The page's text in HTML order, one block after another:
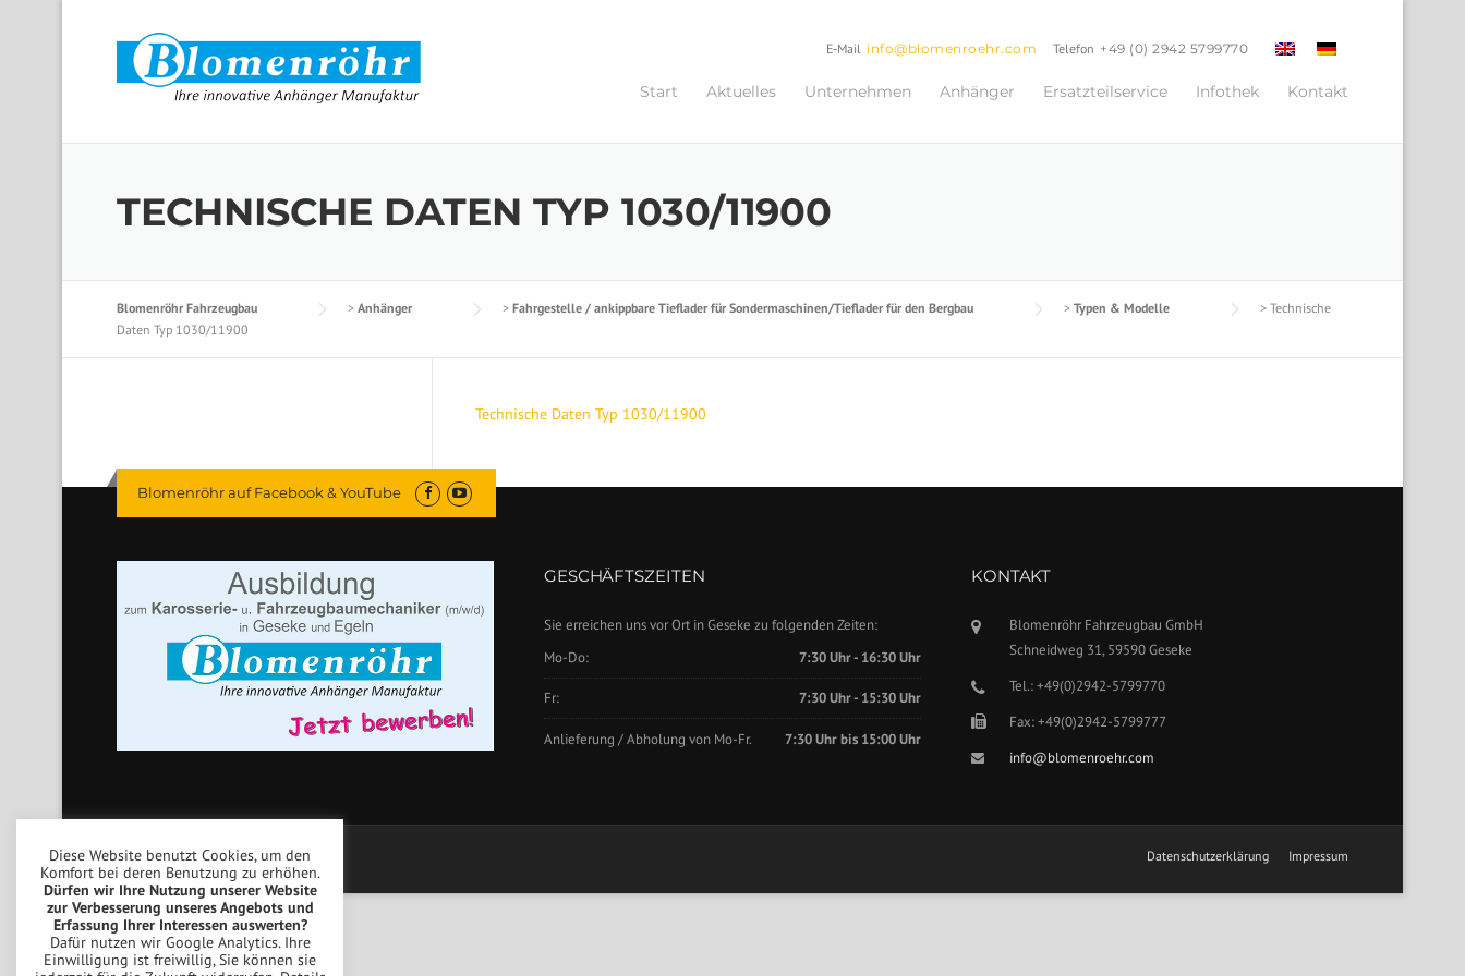
Telefon +49 (0) 2942 5799770
E-Mail info@blomenroehr.com
Start Aktuelles Unternehmen Anhänger Ersatzteilservice Infothek Kontakt
TECHNISCHE DATEN TYP 1030/11900
Blomenröhr Fahrzeugbau > Anhänger > Fahrgestelle / ankippbare Tieflader für Sondermaschinen/Tieflader für den Bergbau > Typen & Modelle > Technische
Daten Typ 1030/11900
Technische Daten Typ 1030/11900
Blomenröhr auf Facebook & YouTube
GESCHÄFTSZEITEN
Sie erreichen uns vor Ort in Geseke zu folgenden Zeiten:
Mo-Do:
7:30 Uhr - 16:30 Uhr
Fr: 7:30 Uhr - 15:30 Uhr
Anlieferung / Abholung von Mo-Fr. 7:30 Uhr bis 15:00 Uhr
KONTAKT
Blomenröhr Fahrzeugbau GmbH
Schneidweg 31, 59590 Geseke
Tel.: +49(0)2942-5799770
Fax: +49(0)2942-5799777
info@blomenroehr.com
Copyright © Blomenröhr Fahrzeugbau Datenschutzerklärung Impressum
Diese Website benutzt Cookies, um den
Komfort bei deren Benutzung zu erhöhen.
Dürfen wir Ihre Nutzung unserer Website
zur Verbesserung unseres Angebots und
Erfassung Ihrer Interessen auswerten?
Dafür nutzen wir Google Analytics. Ihre
Einwilligung ist freiwillig, Sie können sie